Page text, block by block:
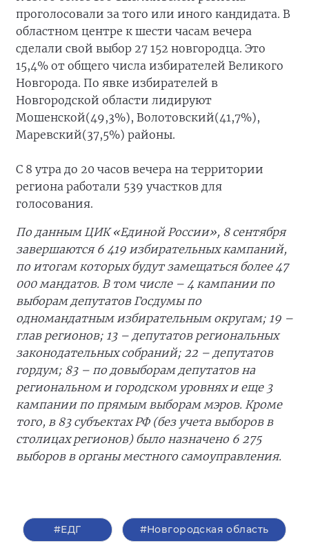
проголосовали за того или иного кандидата. В
областном центре к шести часам вечера
сделали свой выбор 27 152 новгородца. Это
15,4% от общего числа избирателей Великого
Новгорода. По явке избирателей в
Новгородской области лидируют
Мошенской(49,3%), Волотовский(41,7%),
Маревский(37,5%) районы.
С 8 утра до 20 часов вечера на территории
региона работали 539 участков для
голосования.
По данным ЦИК «Единой России», 8 сентября
завершаются 6 419 избирательных кампаний,
по итогам которых будут замещаться более 47
000 мандатов. В том числе – 4 кампании по
выборам депутатов Госдумы по
одномандатным избирательным округам; 19 –
глав регионов; 13 – депутатов региональных
законодательных собраний; 22 – депутатов
гордум; 83 – по довыборам депутатов на
региональном и городском уровнях и еще 3
кампании по прямым выборам мэров. Кроме
того, в 83 субъектах РФ (без учета выборов в
столицах регионов) было назначено 6 275
выборов в органы местного самоуправления.
#ЕДГ #Новгородская область